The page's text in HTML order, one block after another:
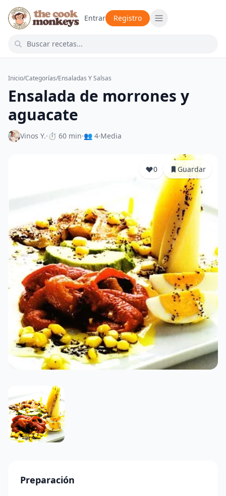
Entrar Registro
Inicio/Categorías/Ensaladas Y Salsas
Ensalada de morrones y
aguacate
Vinos Y.·⏱ 60 min·👥 4·Media
0 Guardar
Preparación